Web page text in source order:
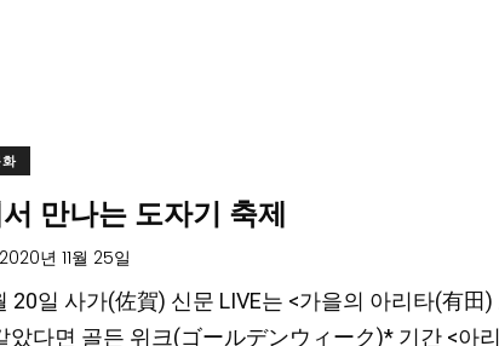
화
만나는 도자기 축제
2020년 11월 25일
20일 사가(佐賀) 신문 LIVE는 <가을의 아리타(有
았다면 골든 위크(ゴールデンウィーク)* 기간 <아